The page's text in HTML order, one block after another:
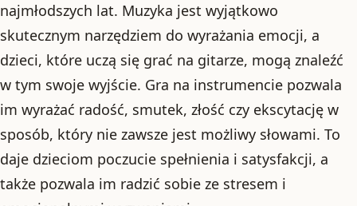
najmłodszych lat. Muzyka jest wyjątkowo
skutecznym narzędziem do wyrażania emocji, a
dzieci, które uczą się grać na gitarze, mogą znaleźć
w tym swoje wyjście. Gra na instrumencie pozwala
im wyrażać radość, smutek, złość czy ekscytację w
sposób, który nie zawsze jest możliwy słowami. To
daje dzieciom poczucie spełnienia i satysfakcji, a
także pozwala im radzić sobie ze stresem i